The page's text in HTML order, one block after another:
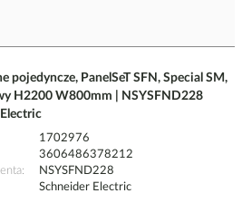
pojedyncze, PanelSeT SFN, Special SM,
H2200 W800mm | NSYSFND228
1702976
3606486378212
NSYSFND228
Schneider Electric